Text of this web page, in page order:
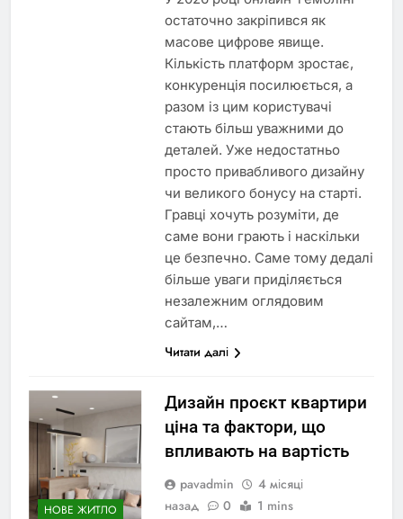
остаточно закріпився як
масове цифрове явище.
Кількість платформ зростає,
конкуренція посилюється, а
разом із цим користувачі
стають більш уважними до
деталей. Уже недостатньо
просто привабливого дизайну
чи великого бонусу на старті.
Гравці хочуть розуміти, де
саме вони грають і наскільки
це безпечно. Саме тому дедалі
більше уваги приділяється
незалежним оглядовим
сайтам,…
Читати далі
НОВЕ ЖИТЛО
Дизайн проєкт квартири
ціна та фактори, що
впливають на вартість
pavadmin
4 місяці
назад
0 1 mins